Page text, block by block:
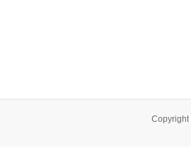
Copyright